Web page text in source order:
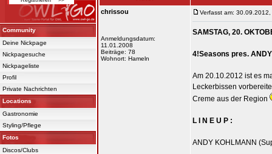
Community
Deine Nickpage
Nickpagesuche
Nickpageliste
Profil
Private Nachrichten
Locations
Gastronomie
Styling/Pflege
Fotos
Discos/Clubs
chrissou
Anmeldungsdatum:
11.01.2008
Beiträge: 78
Wohnort: Hameln
Verfasst am:
SAMSTAG, 20.
4!Seasons pres.
Am 20.10.2012 ist es
Leckerbissen
Creme aus der Region
L I N E U P :
ANDY KOHLMANN